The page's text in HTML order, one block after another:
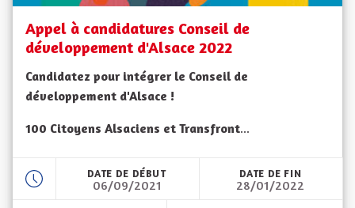
Appel à candidatures Conseil de
développement d'Alsace 2022
Candidatez pour intégrer le Conseil de
développement d'Alsace !
100 Citoyens Alsaciens et Transfront...
DATE DE DÉBUT
06/09/2021
DATE DE FIN
28/01/2022